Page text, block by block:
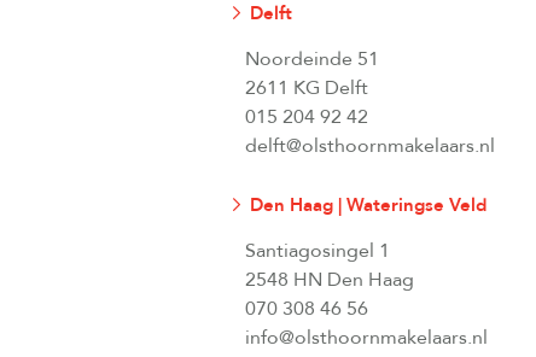
Delft
Noordeinde 51
2611 KG Delft
015 204 92 42
delft@olsthoornmakelaars.nl
Den Haag | Wateringse Veld
Santiagosingel 1
2548 HN Den Haag
070 308 46 56
info@olsthoornmakelaars.nl